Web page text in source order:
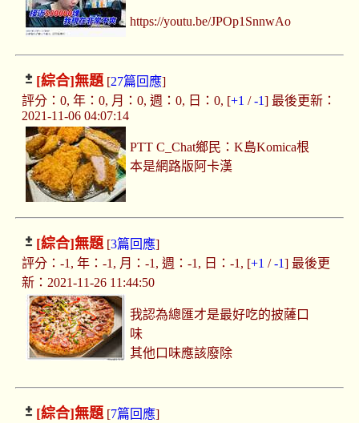
https://youtu.be/JPOp1SnnwAo
[綜合]無題[27篇回應]
評分：0, 年：0, 月：0, 週：0, 日：0, [+1 /-1] 最後更新：
2021-11-06 04:07:14
PTT C_Chat鄉民：K島Komica根
本是網路版阿卡漢
[綜合]無題[3篇回應]
評分：-1, 年：-1, 月：-1, 週：-1, 日：-1, [+1 /-1] 最後更
新：2021-11-26 11:44:50
我認為總匯才是最好吃的披薩口
味
其他口味應該廢除
[綜合]無題[7篇回應]